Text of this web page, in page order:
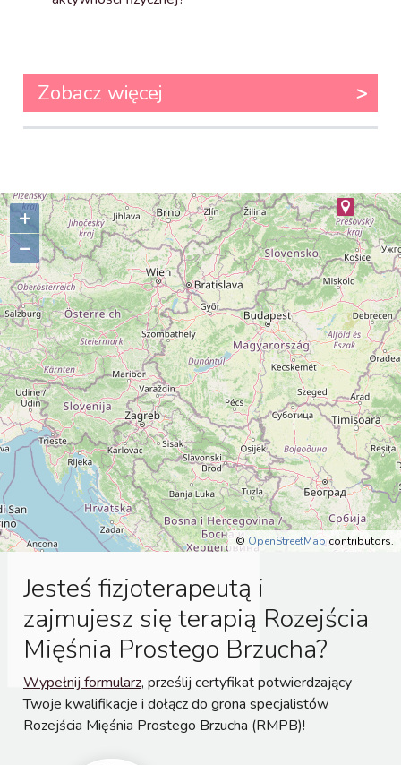
Zobacz więcej
+
–
© OpenStreetMapcontributors.
Jesteś fizjoterapeutą i
zajmujesz się terapią Rozejścia
Mięśnia Prostego Brzucha?
Wypełnij formularz, prześlij certyfikat potwierdzający
Twoje kwalifikacje i dołącz do grona specjalistów
Rozejścia Mięśnia Prostego Brzucha (RMPB)!